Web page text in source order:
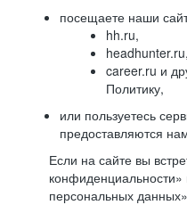
посещаете наши
hh.ru,
headhunter.ru,
career.ru и
Политику,
или пользуетесь
предоставляются
Если на сайте вы
персональных